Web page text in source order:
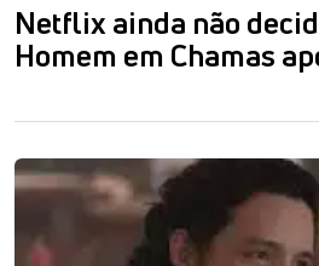
Netflix ainda não
Homem em Chamas